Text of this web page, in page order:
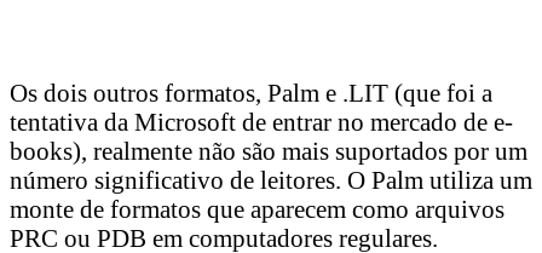
Os dois outros formatos, Palm e .LIT (que foi a
tentativa da Microsoft de entrar no mercado de e-
books), realmente não são mais suportados por um
número significativo de leitores. O Palm utiliza um
monte de formatos que aparecem como arquivos
PRC ou PDB em computadores regulares.